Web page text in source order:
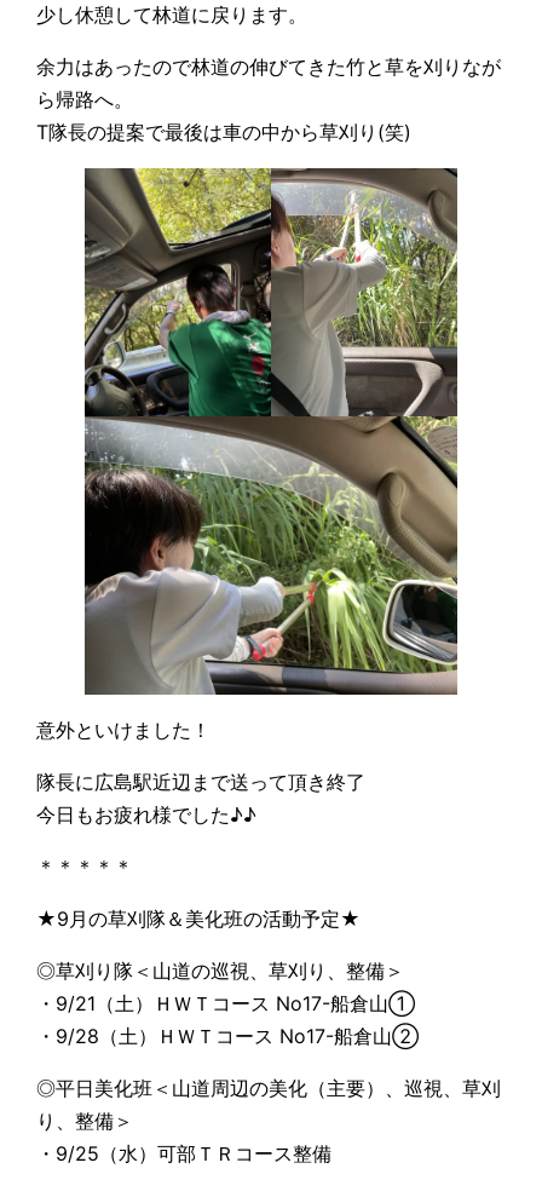
少し休憩して林道に戻ります。
余力はあったので林道の伸びてきた竹と草を刈りなが
ら帰路へ。
T隊長の提案で最後は車の中から草刈り(笑)
意外といけました！
隊長に広島駅近辺まで送って頂き終了
今日もお疲れ様でした♪♪
＊＊＊＊＊
★9月の草刈隊＆美化班の活動予定★
◎草刈り隊＜山道の巡視、草刈り、整備＞
・9/21（土）ＨＷＴコース No17-船倉山①
・9/28（土）ＨＷＴコース No17-船倉山②
◎平日美化班＜山道周辺の美化（主要）、巡視、草刈
り、整備＞
・9/25（水）可部ＴＲコース整備